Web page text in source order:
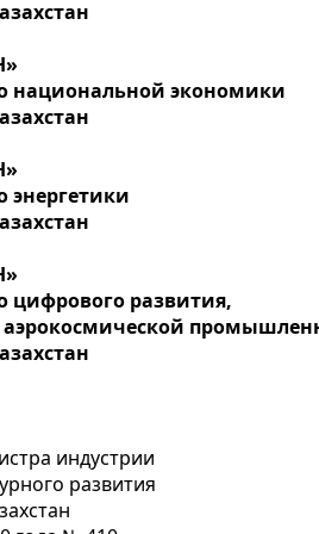
национальной экономики
энергетики
цифрового развития,
индустрии
развития